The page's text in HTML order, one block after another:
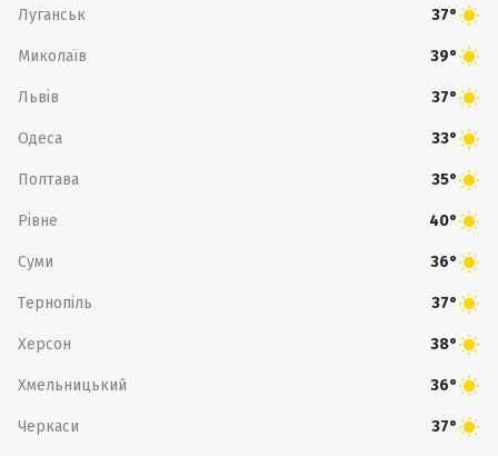
Луганськ 37°
Миколаїв 39°
Львів 37°
Одеса 33°
Полтава 35°
Рівне 40°
Суми 36°
Тернопіль 37°
Херсон 38°
Хмельницький 36°
Черкаси 37°